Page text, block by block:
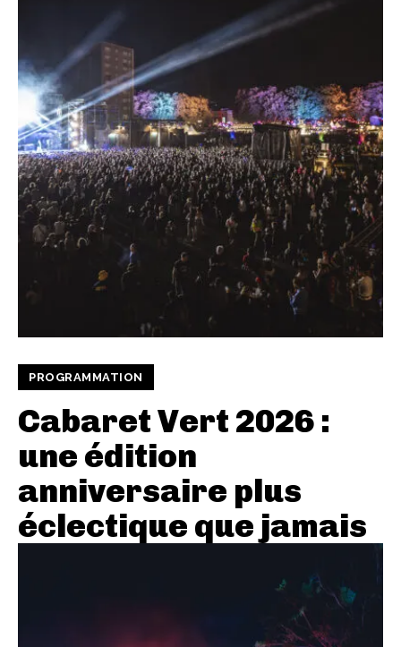
PROGRAMMATION
Cabaret Vert 2026 :
une édition
anniversaire plus
éclectique que jamais